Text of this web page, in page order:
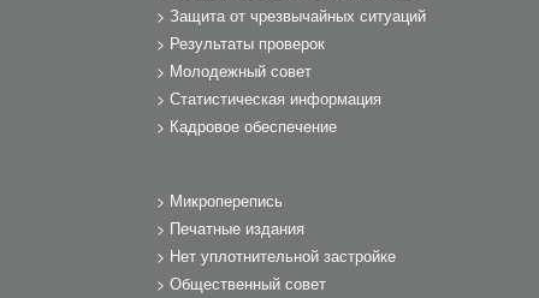
Защита от чрезвычайных ситуаций
Результаты проверок
Молодежный совет
Статистическая информация
Кадровое обеспечение
Микроперепись
Печатные издания
Нет уплотнительной застройке
Общественный совет